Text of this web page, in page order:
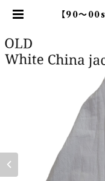
【90～